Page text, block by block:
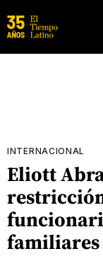
INTERNACIONAL
Eliott
familiares